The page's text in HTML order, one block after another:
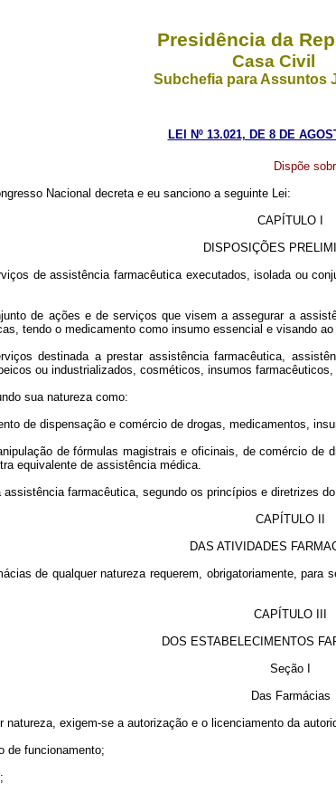
Presidência da
Casa Civil
Subchefia para Assuntos
LEI Nº 13.021, DE 8 DE
Dispõe
Nacional decreta e eu sanciono a seguinte Lei:
CAPÍTULO I
DISPOSIÇÕES
de assistência farmacêutica executados, isolada ou
de ações e de serviços que visem a assegurar a
tendo o medicamento como insumo essencial e visando
destinada a prestar assistência farmacêutica,
ou industrializados, cosméticos, insumos farmacêuticos,
sua natureza como:
de dispensação e comércio de drogas, medicamentos,
de fórmulas magistrais e oficinais, de comércio
equivalente de assistência médica.
farmacêutica, segundo os princípios e diretrizes
CAPÍTULO II
DAS ATIVIDADES
de qualquer natureza requerem, obrigatoriamente,
CAPÍTULO III
DOS ESTABELECIMENTOS
Seção I
Das Farmácias
exigem-se a autorização e o licenciamento da
de funcionamento;